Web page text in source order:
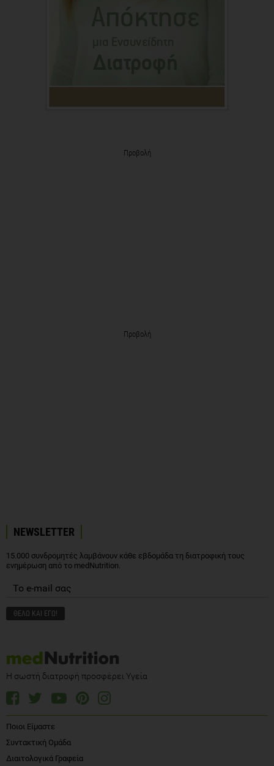
Προβολή
Προβολή
NEWSLETTER
15.000 συνδρομητές λαμβάνουν κάθε εβδομάδα τη διατροφική τους
ενημέρωση από το medNutrition.
Η σωστή διατροφή προσφέρει Υγεία
Ποιοι Είμαστε
Συντακτική Ομάδα
Διαιτολογικά Γραφεία